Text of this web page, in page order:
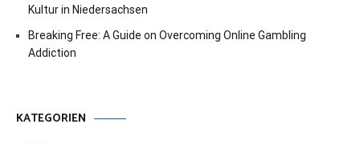
Kultur in Niedersachsen
Breaking Free: A Guide on Overcoming Online Gambling
Addiction
KATEGORIEN